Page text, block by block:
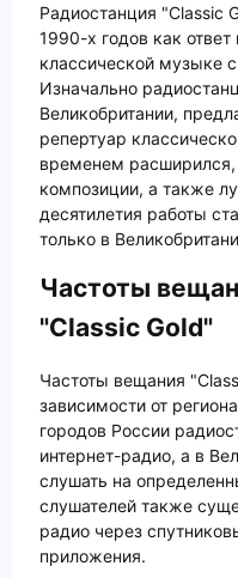
Радиостанция "Classic
1990-х годов как
классической музыке
Изначально
Великобритании,
репертуар
временем
композиции, а также
десятилетия работы
только в
Частоты
"Classic Gold"
Частоты вещания
зависимости от
городов России
интернет-радио, а в
слушать на
слушателей также
радио через
приложения.